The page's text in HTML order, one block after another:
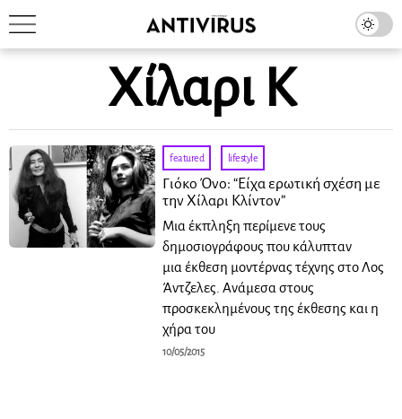
Χίλαρι Κ
featured · lifestyle
Γιόκο Όνο: “Είχα ερωτική σχέση με
την Χίλαρι Κλίντον”
Μια έκπληξη περίμενε τους
δημοσιογράφους που κάλυπταν
μια έκθεση μοντέρνας τέχνης στο Λος
Άντζελες. Ανάμεσα στους
προσκεκλημένους της έκθεσης και η
χήρα του
10/05/2015